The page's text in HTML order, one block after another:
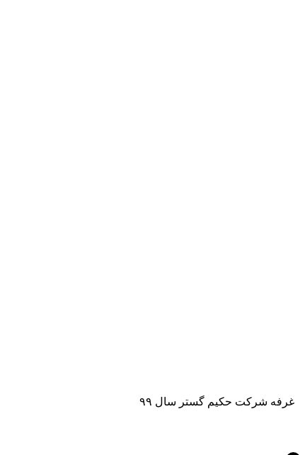
غرفه شرکت حکیم گستر سال ۹۹